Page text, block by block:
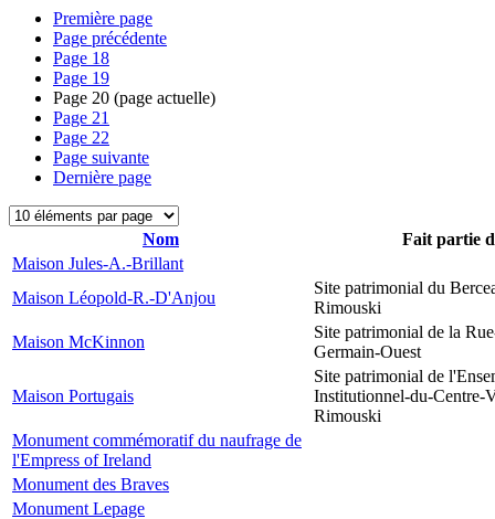
Première page
Page précédente
Page 18
Page 19
Page 20 (page actuelle)
Page 21
Page 22
Page suivante
Dernière page
Nom
Fait partie
Maison Jules-A.-Brillant
Maison Léopold-R.-D'Anjou
Site patrimonial du
Rimouski
Maison McKinnon
Site patrimonial de la
Germain-Ouest
Maison Portugais
Site patrimonial de
Institutionnel-du-Centre-
Rimouski
Monument commémoratif du naufrage de
l'Empress of Ireland
Monument des Braves
Monument Lepage